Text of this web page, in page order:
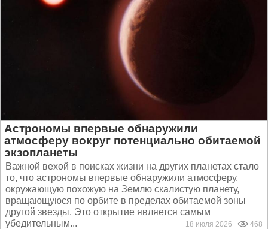
Астрономы впервые обнаружили
атмосферу вокруг потенциально обитаемой
экзопланеты
Важной вехой в поисках жизни на других планетах стало
то, что астрономы впервые обнаружили атмосферу,
окружающую похожую на Землю скалистую планету,
вращающуюся по орбите в пределах обитаемой зоны
другой звезды. Это открытие является самым
убедительным...
18 июля 2026 468